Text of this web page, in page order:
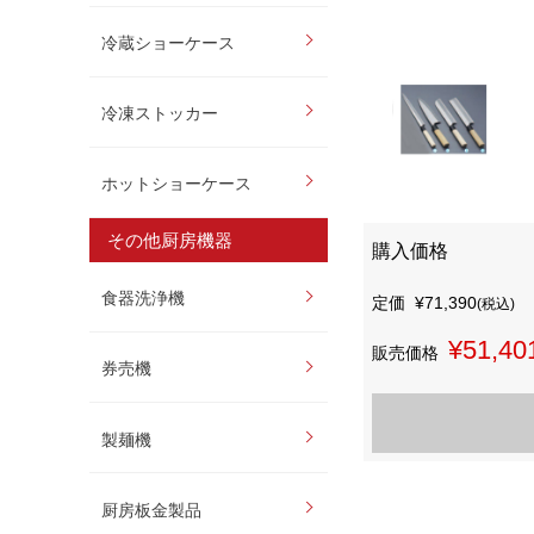
冷蔵ショーケース
冷凍ストッカー
ホットショーケース
その他厨房機器
食器洗浄機
券売機
製麺機
厨房板金製品
購入価格
定価 ¥71,390(税込)
販売価格